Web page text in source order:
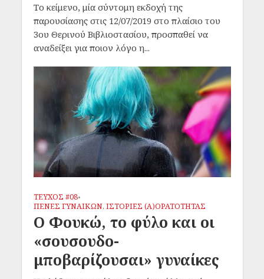
Το κείμενο, μία σύντομη εκδοχή της
παρουσίασης στις 12/07/2019 στο πλαίσιο του
3ου Θερινού Βιβλιοστασίου, προσπαθεί να
αναδείξει για ποιον λόγο η...
ΤΕΥΧΟΣ #08•
ΠΕΝΕΣ ΓΥΝΑΙΚΩΝ, ΙΣΤΟΡΙΕΣ (Α)ΟΡΑΤΟΤΗΤΑΣ
Ο Φουκώ, το φύλο και οι
«σουσουδο-
μποβαρίζουσαι» γυναίκες